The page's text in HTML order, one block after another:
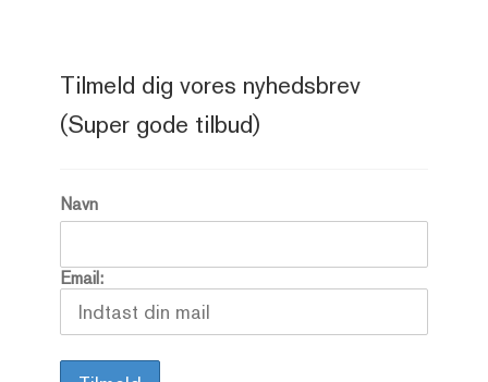
Tilmeld dig vores nyhedsbrev
(Super gode tilbud)
Navn
Email: